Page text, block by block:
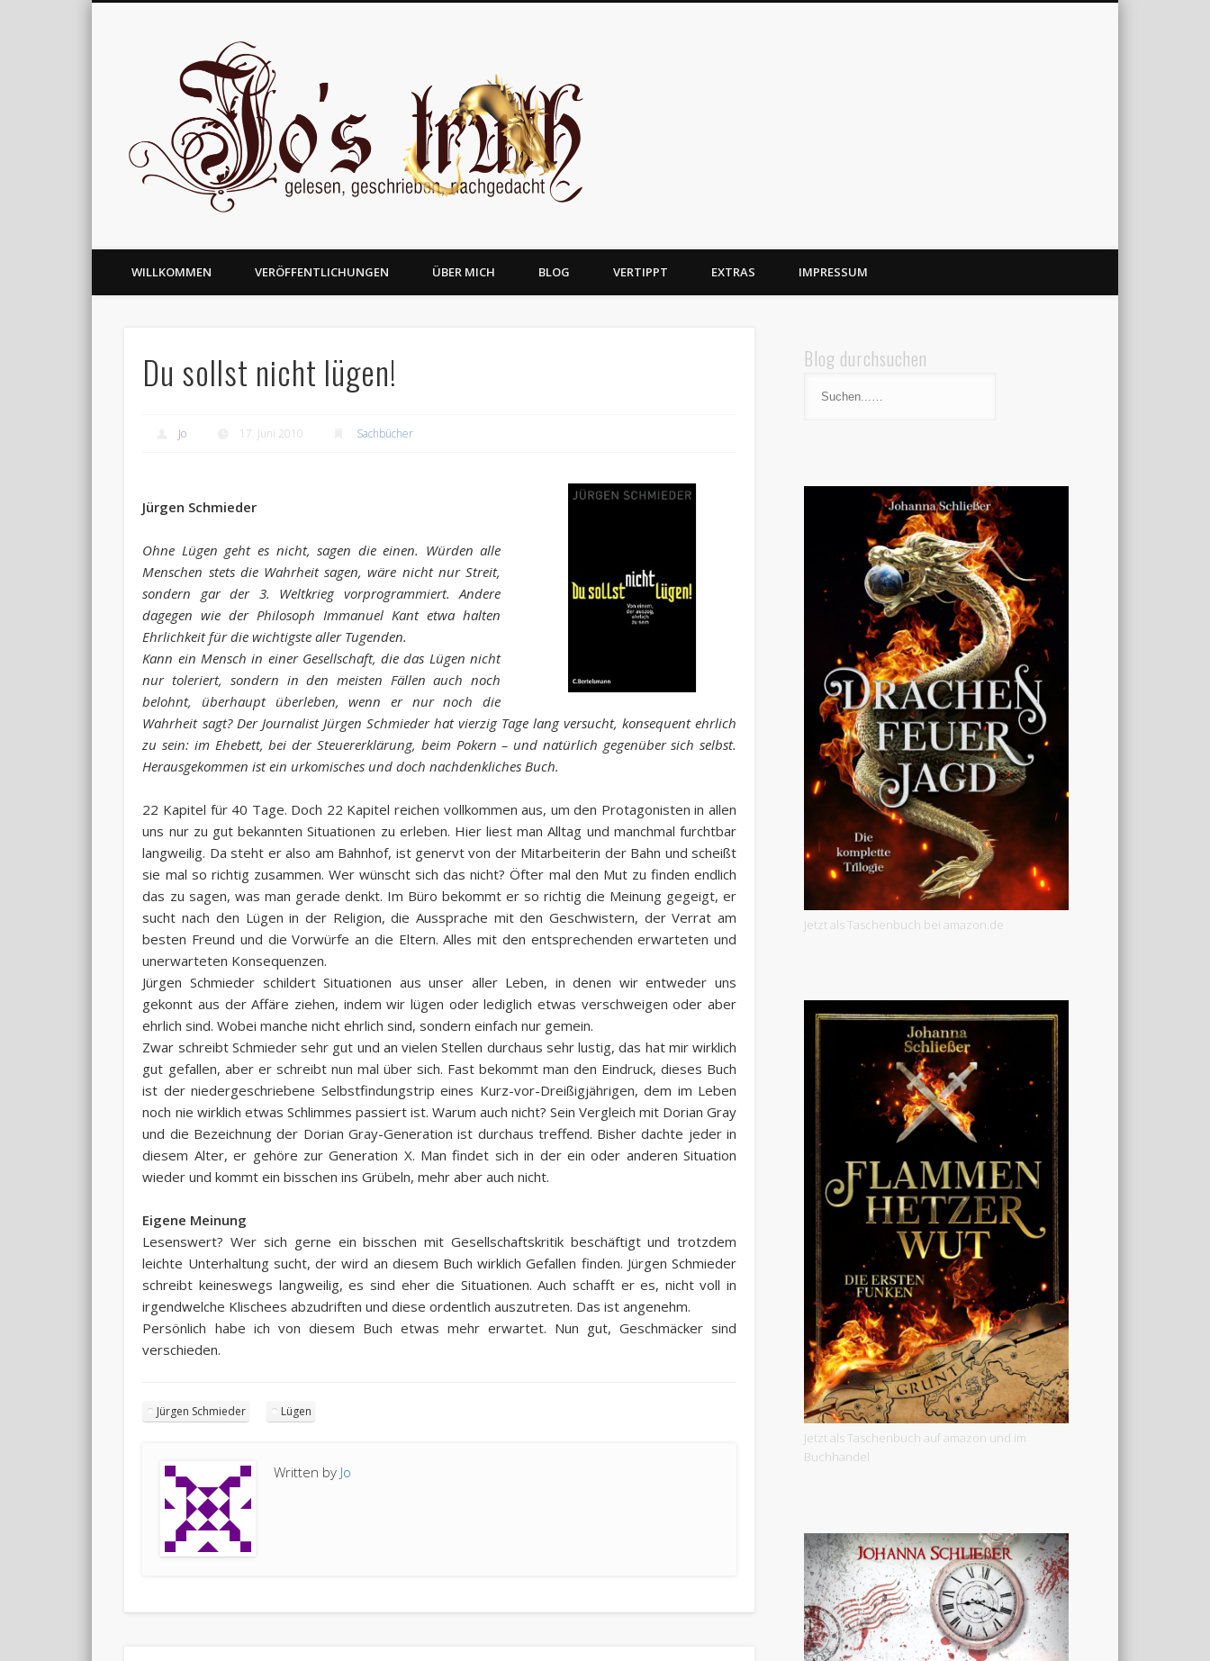
gelesen, geschrieben und nachgedacht
WILLKOMMEN VERÖFFENTLICHUNGEN ÜBER MICH BLOG VERTIPPT EXTRAS IMPRESSUM
Du sollst nicht lügen!
Jo 17. Juni 2010 Sachbücher
Jürgen Schmieder
Ohne Lügen geht es nicht, sagen die einen. Würden alle
Menschen stets die Wahrheit sagen, wäre nicht nur Streit,
sondern gar der 3. Weltkrieg vorprogrammiert. Andere
dagegen wie der Philosoph Immanuel Kant etwa halten
Ehrlichkeit für die wichtigste aller Tugenden.
Kann ein Mensch in einer Gesellschaft, die das Lügen nicht
nur toleriert, sondern in den meisten Fällen auch noch
belohnt, überhaupt überleben, wenn er nur noch die
Wahrheit sagt? Der Journalist Jürgen Schmieder hat vierzig Tage lang versucht, konsequent ehrlich
zu sein: im Ehebett, bei der Steuererklärung, beim Pokern – und natürlich gegenüber sich selbst.
Herausgekommen ist ein urkomisches und doch nachdenkliches Buch.
22 Kapitel für 40 Tage. Doch 22 Kapitel reichen vollkommen aus, um den Protagonisten in allen
uns nur zu gut bekannten Situationen zu erleben. Hier liest man Alltag und manchmal furchtbar
langweilig. Da steht er also am Bahnhof, ist genervt von der Mitarbeiterin der Bahn und scheißt
sie mal so richtig zusammen. Wer wünscht sich das nicht? Öfter mal den Mut zu finden endlich
das zu sagen, was man gerade denkt. Im Büro bekommt er so richtig die Meinung gegeigt, er
sucht nach den Lügen in der Religion, die Aussprache mit den Geschwistern, der Verrat am
besten Freund und die Vorwürfe an die Eltern. Alles mit den entsprechenden erwarteten und
unerwarteten Konsequenzen.
Jürgen Schmieder schildert Situationen aus unser aller Leben, in denen wir entweder uns
gekonnt aus der Affäre ziehen, indem wir lügen oder lediglich etwas verschweigen oder aber
ehrlich sind. Wobei manche nicht ehrlich sind, sondern einfach nur gemein.
Zwar schreibt Schmieder sehr gut und an vielen Stellen durchaus sehr lustig, das hat mir wirklich
gut gefallen, aber er schreibt nun mal über sich. Fast bekommt man den Eindruck, dieses Buch
ist der niedergeschriebene Selbstfindungstrip eines Kurz-vor-Dreißigjährigen, dem im Leben
noch nie wirklich etwas Schlimmes passiert ist. Warum auch nicht? Sein Vergleich mit Dorian Gray
und die Bezeichnung der Dorian Gray-Generation ist durchaus treffend. Bisher dachte jeder in
diesem Alter, er gehöre zur Generation X. Man findet sich in der ein oder anderen Situation
wieder und kommt ein bisschen ins Grübeln, mehr aber auch nicht.
Eigene Meinung
Lesenswert? Wer sich gerne ein bisschen mit Gesellschaftskritik beschäftigt und trotzdem
leichte Unterhaltung sucht, der wird an diesem Buch wirklich Gefallen finden. Jürgen Schmieder
schreibt keineswegs langweilig, es sind eher die Situationen. Auch schafft er es, nicht voll in
irgendwelche Klischees abzudriften und diese ordentlich auszutreten. Das ist angenehm.
Persönlich habe ich von diesem Buch etwas mehr erwartet. Nun gut, Geschmäcker sind
verschieden.
Jürgen Schmieder Lügen
Written by Jo
Blog durchsuchen
Jetzt als Taschenbuch bei amazon.de
Jetzt als Taschenbuch auf amazon und im
Buchhandel